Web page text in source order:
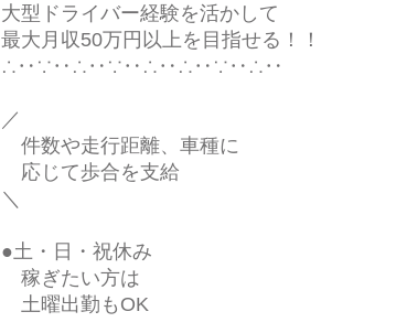
大型ドライバー経験を活かして
最大月収50万円以上を目指せる！！
∴‥∵‥∴‥∵‥∴‥∴‥∵‥∴‥
／
件数や走行距離、車種に
応じて歩合を支給
＼
●土・日・祝休み
稼ぎたい方は
土曜出勤もOK